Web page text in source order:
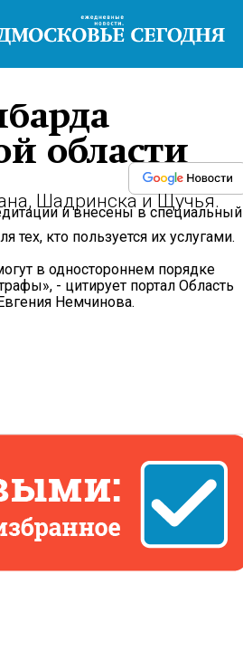
области
Шадринска и Щучья.
и внесены в специальный
тех, кто пользуется их услугами.
в одностороннем порядке
- цитирует портал Область
Немчинова.